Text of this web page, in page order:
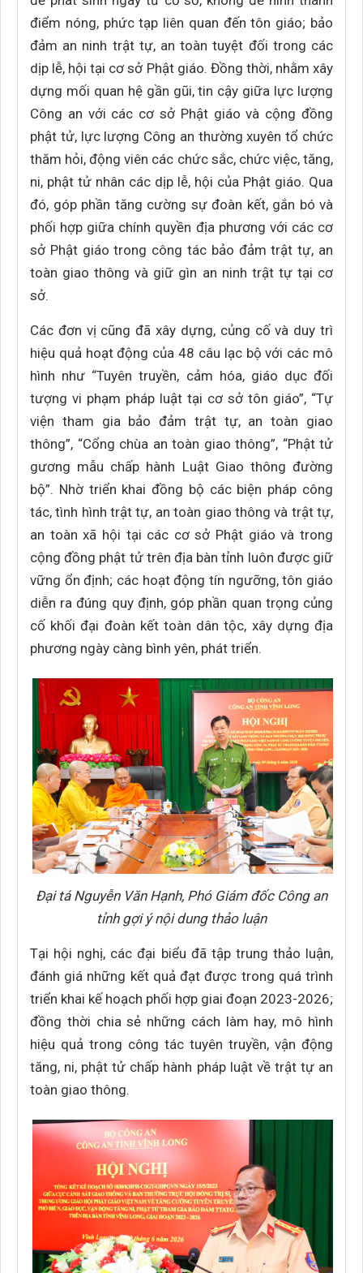
điểm nóng, phức tạp liên quan đến tôn giáo; bảo
đảm an ninh trật tự, an toàn tuyệt đối trong các
dịp lễ, hội tại cơ sở Phật giáo. Đồng thời, nhằm xây
dựng mối quan hệ gần gũi, tin cậy giữa lực lượng
Công an với các cơ sở Phật giáo và cộng đồng
phật tử, lực lượng Công an thường xuyên tổ chức
thăm hỏi, động viên các chức sắc, chức việc, tăng,
ni, phật tử nhân các dịp lễ, hội của Phật giáo. Qua
đó, góp phần tăng cường sự đoàn kết, gắn bó và
phối hợp giữa chính quyền địa phương với các cơ
sở Phật giáo trong công tác bảo đảm trật tự, an
toàn giao thông và giữ gìn an ninh trật tự tại cơ
sở.
Các đơn vị cũng đã xây dựng, củng cố và duy trì
hiệu quả hoạt động của 48 câu lạc bộ với các mô
hình như “Tuyên truyền, cảm hóa, giáo dục đối
tượng vi phạm pháp luật tại cơ sở tôn giáo”, “Tự
viện tham gia bảo đảm trật tự, an toàn giao
thông”, “Cổng chùa an toàn giao thông”, “Phật tử
gương mẫu chấp hành Luật Giao thông đường
bộ”. Nhờ triển khai đồng bộ các biện pháp công
tác, tình hình trật tự, an toàn giao thông và trật tự,
an toàn xã hội tại các cơ sở Phật giáo và trong
cộng đồng phật tử trên địa bàn tỉnh luôn được giữ
vững ổn định; các hoạt động tín ngưỡng, tôn giáo
diễn ra đúng quy định, góp phần quan trọng củng
cố khối đại đoàn kết toàn dân tộc, xây dựng địa
phương ngày càng bình yên, phát triển.
Đại tá Nguyễn Văn Hạnh, Phó Giám đốc Công an
tỉnh gợi ý nội dung thảo luận
Tại hội nghị, các đại biểu đã tập trung thảo luận,
đánh giá những kết quả đạt được trong quá trình
triển khai kế hoạch phối hợp giai đoạn 2023-2026;
đồng thời chia sẻ những cách làm hay, mô hình
hiệu quả trong công tác tuyên truyền, vận động
tăng, ni, phật tử chấp hành pháp luật về trật tự an
toàn giao thông.